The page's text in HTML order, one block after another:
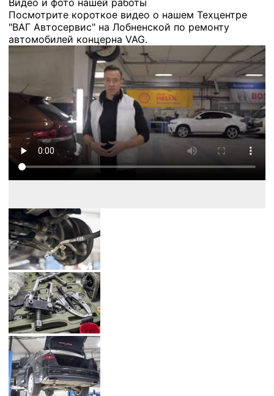
Посмотрите короткое видео о нашем Техцентре
"ВАГ Автосервис" на Лобненской по ремонту
автомобилей концерна VAG.